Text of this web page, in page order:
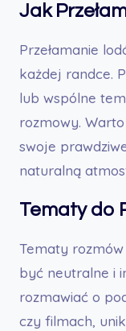
Jak
Przełamanie
każdej randce.
lub wspólne
rozmowy.
swoje
naturalną
Tematy do
Tematy
być neutralne i
rozmawiać o
czy filmach,